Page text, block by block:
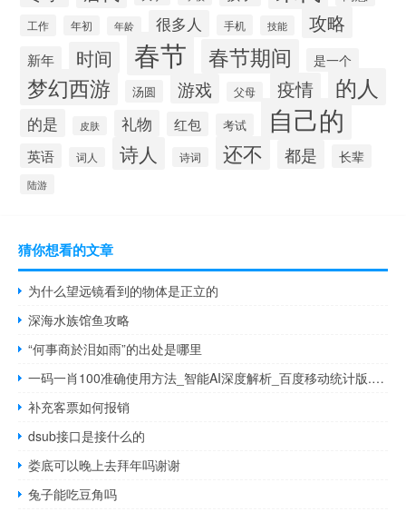
工作 年初 年龄 很多人 手机 技能 攻略
新年 时间 春节 春节期间 是一个
梦幻西游 汤圆 游戏 父母 疫情 的人
的是 皮肤 礼物 红包 考试 自己的
英语 词人 诗人 诗词 还不 都是 长辈
陆游
猜你想看的文章
为什么望远镜看到的物体是正立的
深海水族馆鱼攻略
“何事商於泪如雨”的出处是哪里
一码一肖100准确使用方法_智能AI深度解析_百度移动统计版.213.1.336
补充客票如何报销
dsub接口是接什么的
娄底可以晚上去拜年吗谢谢
兔子能吃豆角吗